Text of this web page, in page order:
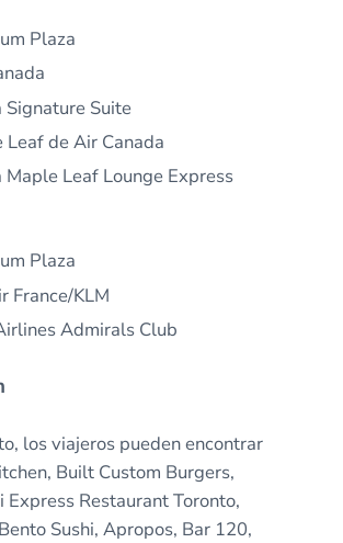
Plaza
Signature Suite
Leaf de Air Canada
Maple Leaf Lounge Express
Plaza
France/KLM
Admirals Club
los viajeros pueden encontrar
Built Custom Burgers,
Express Restaurant Toronto,
Sushi, Apropos, Bar 120,